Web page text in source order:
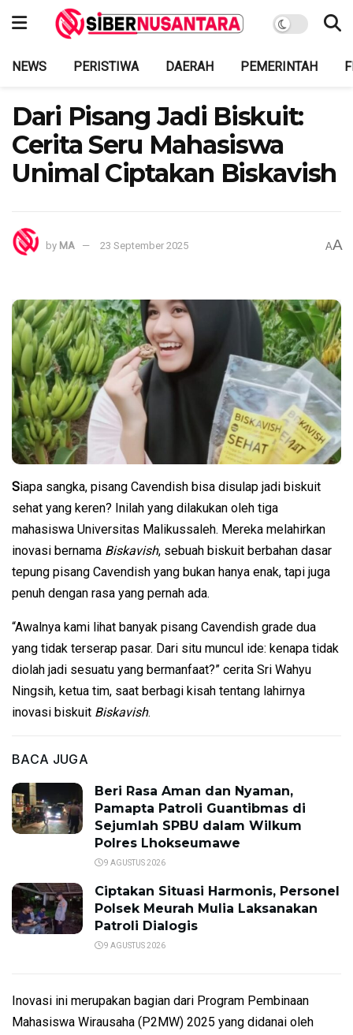
NEWS PERISTIWA DAERAH PEMERINTAH
Dari Pisang Jadi Biskuit:
Cerita Seru Mahasiswa
Unimal Ciptakan Biskavish
by MA 23 September 2025 AA
Siapa sangka, pisang Cavendish bisa disulap jadi biskuit
sehat yang keren? Inilah yang dilakukan oleh tiga
mahasiswa Universitas Malikussaleh. Mereka melahirkan
inovasi bernama Biskavish, sebuah biskuit berbahan dasar
tepung pisang Cavendish yang bukan hanya enak, tapi juga
penuh dengan rasa yang pernah ada.
“Awalnya kami lihat banyak pisang Cavendish grade dua
yang tidak terserap pasar. Dari situ muncul ide: kenapa tidak
diolah jadi sesuatu yang bermanfaat?” cerita Sri Wahyu
Ningsih, ketua tim, saat berbagi kisah tentang lahirnya
inovasi biskuit Biskavish.
BACA JUGA
Beri Rasa Aman dan Nyaman,
Pamapta Patroli Guantibmas di
Sejumlah SPBU dalam Wilkum
Polres Lhokseumawe
9 AGUSTUS 2026
Ciptakan Situasi Harmonis, Personel
Polsek Meurah Mulia Laksanakan
Patroli Dialogis
9 AGUSTUS 2026
Inovasi ini merupakan bagian dari Program Pembinaan
Mahasiswa Wirausaha (P2MW) 2025 yang didanai oleh